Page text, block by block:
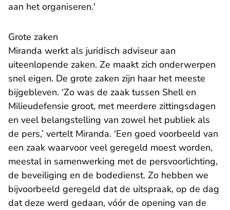
aan het organiseren.'
Grote zaken
Miranda werkt als juridisch adviseur aan
uiteenlopende zaken. Ze maakt zich onderwerpen
snel eigen. De grote zaken zijn haar het meeste
bijgebleven. ‘Zo was de zaak tussen Shell en
Milieudefensie groot, met meerdere zittingsdagen
en veel belangstelling van zowel het publiek als
de pers,’ vertelt Miranda. ‘Een goed voorbeeld van
een zaak waarvoor veel geregeld moest worden,
meestal in samenwerking met de persvoorlichting,
de beveiliging en de bodedienst. Zo hebben we
bijvoorbeeld geregeld dat de uitspraak, op de dag
dat deze werd gedaan, vóór de opening van de